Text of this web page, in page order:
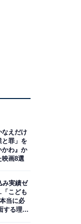
なえだけ
と罪」を
かわ』か
映画8選
み実績ゼ
こども
当に必
する理想